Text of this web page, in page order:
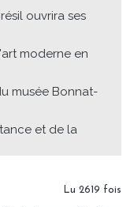
ouvrira ses
moderne en
musée Bonnat-
et de la
Lu 2619 fois